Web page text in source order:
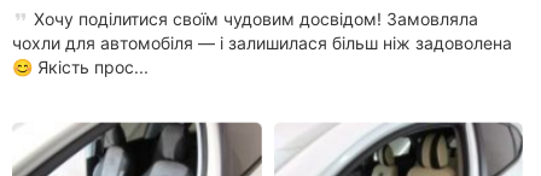
Львов
Николаев
Хочу поділитися своїм чудовим досвідом! Замовляла
чохли для автомобіля — і залишилася більш ніж задоволена
😊 Якість прос...